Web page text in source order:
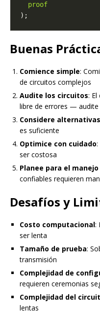
proof
Buenas
Comience simple:
de circuitos complejos
Audite los circuitos:
libre de errores — audite
Considere alternativas
es suficiente
Optimice con cuidado:
ser costosa
Planee para el
confiables requieren
Desafíos y
Costo computacional:
ser lenta
Tamaño de prueba:
transmisión
Complejidad de
requieren ceremonias
Complejidad del
lentas